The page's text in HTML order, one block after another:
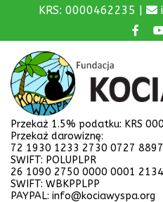
KRS: 0000462235 |
Przekaż 1.5% podatku: KRS
Przekaż darowiznę:
72 1930 1233 2730 0727
SWIFT: POLUPLPR
26 1090 2750 0000 0001
SWIFT: WBKPPLPP
PAYPAL: info@kociawyspa.org